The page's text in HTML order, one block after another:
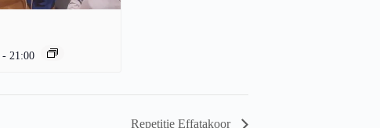
- 21:00
Repetitie Effatakoor